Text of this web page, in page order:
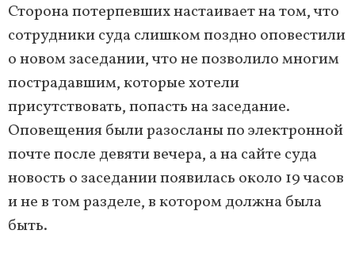
Сторона потерпевших настаивает на том, что
сотрудники суда слишком поздно оповестили
о новом заседании, что не позволило многим
пострадавшим, которые хотели
присутствовать, попасть на заседание.
Оповещения были разосланы по электронной
почте после девяти вечера, а на сайте суда
новость о заседании появилась около 19 часов
и не в том разделе, в котором должна была
быть.